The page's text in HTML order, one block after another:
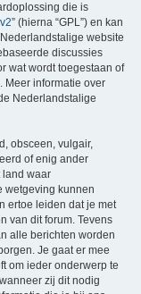
die is
” (hierna “GPL”) en kan
website
discussies
wat wordt toegestaan of
Meer informatie over
Nederlandstalige
obsceen, vulgair,
of enig ander
land waar
wetgeving kunnen
ertoe leiden dat je met
van dit forum. Tevens
alle berichten worden
Je gaat er mee
om ieder onderwerp te
zij dit nodig